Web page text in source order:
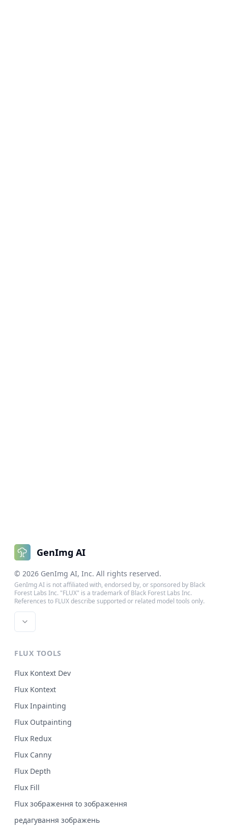
GenImg AI
© 2026 GenImg AI, Inc. All rights reserved.
GenImg AI is not affiliated with, endorsed by, or sponsored by Black
Forest Labs Inc. "FLUX" is a trademark of Black Forest Labs Inc.
References to FLUX describe supported or related model tools only.
FLUX TOOLS
Flux Kontext Dev
Flux Kontext
Flux Inpainting
Flux Outpainting
Flux Redux
Flux Canny
Flux Depth
Flux Fill
Flux зображення to зображення
редагування зображень